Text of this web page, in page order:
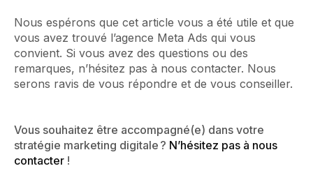
Nous espérons que cet article vous a été utile et que
vous avez trouvé l’agence Meta Ads qui vous
convient. Si vous avez des questions ou des
remarques, n’hésitez pas à nous contacter. Nous
serons ravis de vous répondre et de vous conseiller.
Vous souhaitez être accompagné(e) dans votre
stratégie marketing digitale ? N’hésitez pas à nous
contacter !